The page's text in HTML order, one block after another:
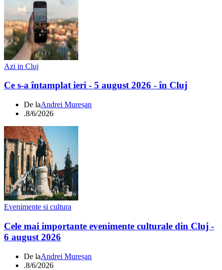
Azi in Cluj
Ce s-a întamplat ieri - 5 august 2026 - în Cluj
De laAndrei Mureșan
.8/6/2026
Evenimente si cultura
Cele mai importante evenimente culturale din Cluj -
6 august 2026
De laAndrei Mureșan
.8/6/2026